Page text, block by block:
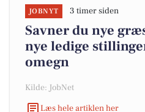
JOBNYT 3 timer siden
Savner du nye
nye ledige
omegn
Kilde: JobNet
Læs hele artiklen her